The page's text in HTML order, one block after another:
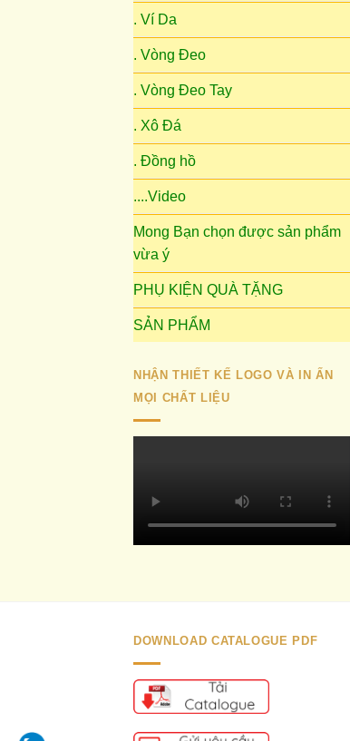
. Ví Da
. Vòng Đeo
. Vòng Đeo Tay
. Xô Đá
. Đồng hồ
....Video
Mong Bạn chọn được sản phẩm
vừa ý
PHỤ KIỆN QUÀ TẶNG
SẢN PHẨM
NHẬN THIẾT KẾ LOGO VÀ IN ẤN
MỌI CHẤT LIỆU
DOWNLOAD CATALOGUE PDF